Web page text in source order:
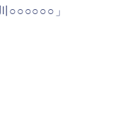
○○○○○○」